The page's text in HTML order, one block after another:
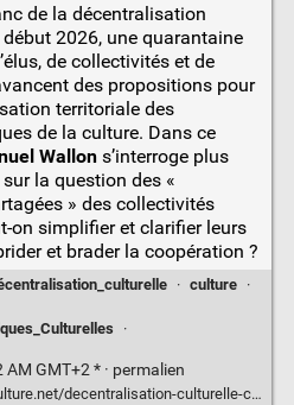
de la décentralisation
2026, une quarantaine
de collectivités et de
des propositions pour
territoriale des
de la culture. Dans ce
Wallons’interroge plus
la question des «
» des collectivités
on simplifier et clarifier leurs
et brader la coopération ?
· culture ·
·
GMT+2 * · permalien
culturelle-clarifier-competences-brider-cooperation/